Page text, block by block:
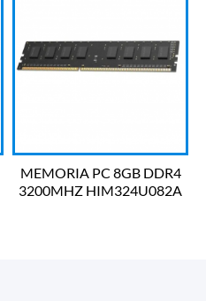
MEMORIA PC 8GB DDR4
3200MHZ HIM324U082A